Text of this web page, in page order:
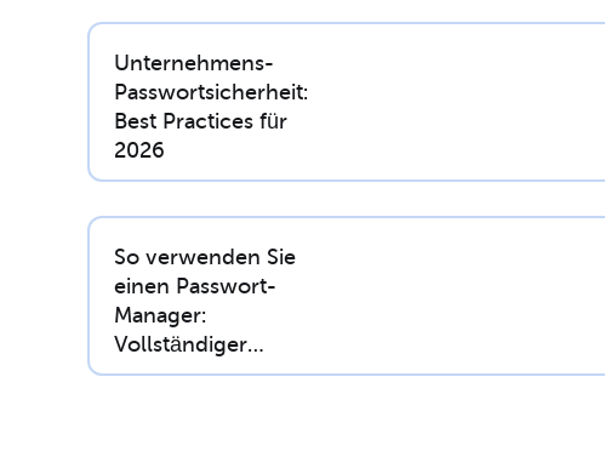
Unternehmens-
Passwortsicherheit:
Best Practices für
2026
So verwenden Sie
einen Passwort-
Manager:
Vollständiger
Sicherheitsleitfaden